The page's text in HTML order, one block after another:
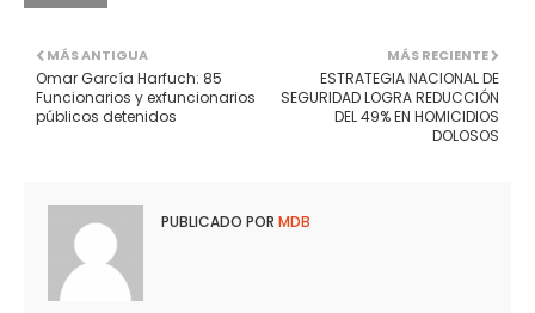
MÁS RECIENTE
ESTRATEGIA NACIONAL DE
SEGURIDAD LOGRA REDUCCIÓN
DEL 49% EN HOMICIDIOS
DOLOSOS
MÁS ANTIGUA
Omar García Harfuch: 85
Funcionarios y exfuncionarios
públicos detenidos
PUBLICADO POR MDB